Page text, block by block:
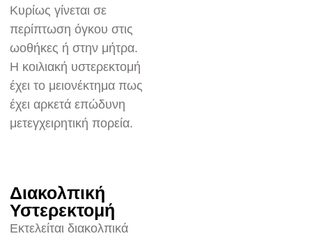
Κυρίως γίνεται σε
περίπτωση όγκου στις
ωοθήκες ή στην μήτρα.
H κοιλιακή υστερεκτομή
έχει το μειονέκτημα πως
έχει αρκετά επώδυνη
μετεγχειρητική πορεία.
Διακολπική
Υστερεκτομή
Εκτελείται διακολπικά